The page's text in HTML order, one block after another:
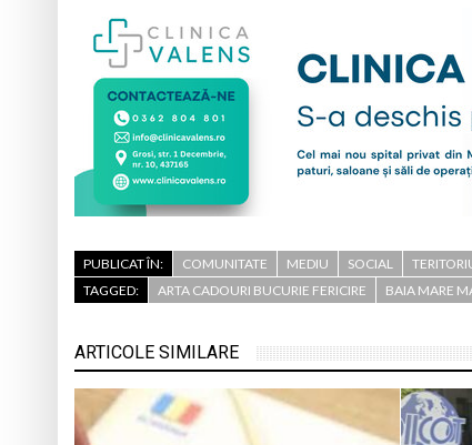
PUBLICAT ÎN: COMUNITATE MEDIU SOCIAL
TAGGED:
ARTA CADOURI BUCURIE FERICIRE BAIA MARE
ARTICOLE SIMILARE